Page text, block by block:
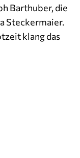
Barthuber, die
Steckermaier.
klang das